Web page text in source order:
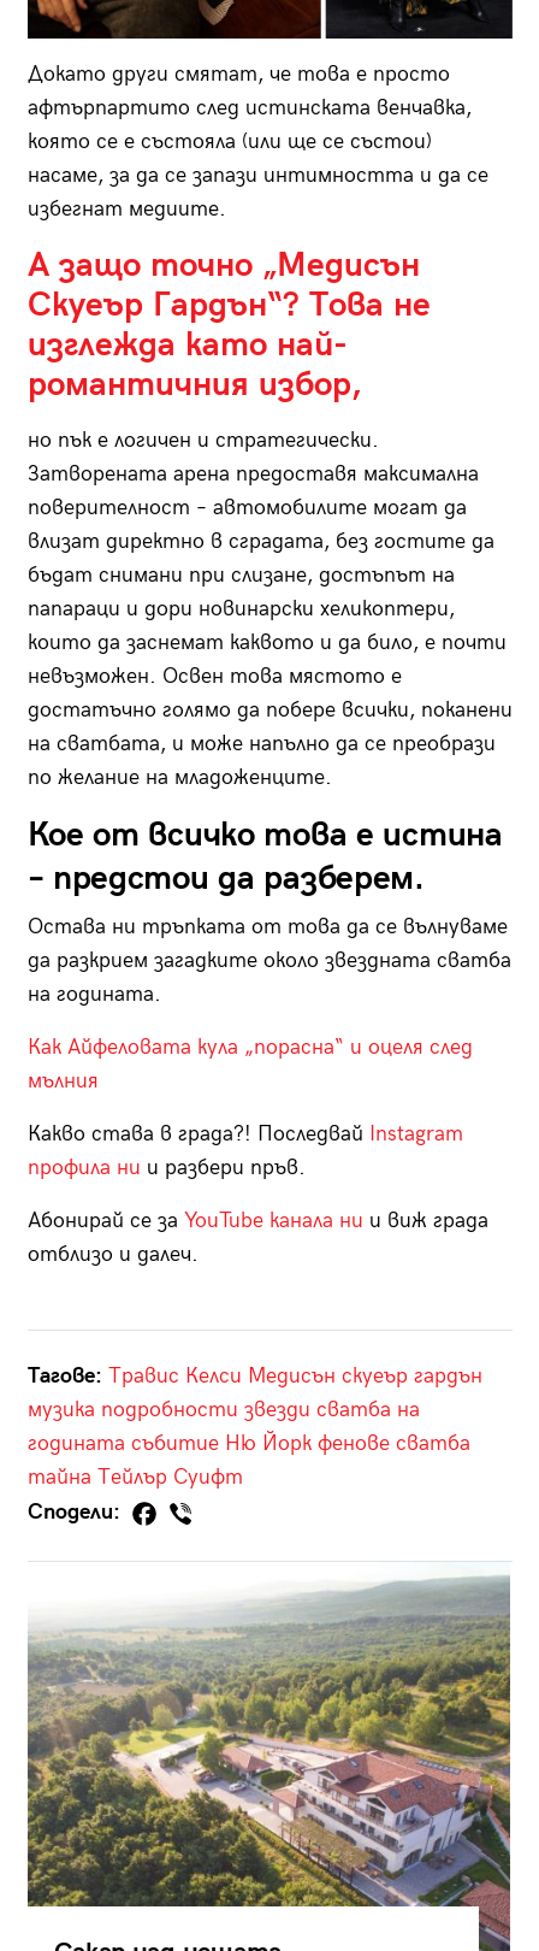
Докато други смятат, че това е просто
афтърпартито след истинската венчавка,
която се е състояла (или ще се състои)
насаме, за да се запази интимността и да се
избегнат медиите.
А защо точно „Медисън
Скуеър Гардън“? Това не
изглежда като най-
романтичния избор,
но пък е логичен и стратегически.
Затворената арена предоставя максимална
поверителност – автомобилите могат да
влизат директно в сградата, без гостите да
бъдат снимани при слизане, достъпът на
папараци и дори новинарски хеликоптери,
които да заснемат каквото и да било, е почти
невъзможен. Освен това мястото е
достатъчно голямо да побере всички, поканени
на сватбата, и може напълно да се преобрази
по желание на младоженците.
Кое от всичко това е истина
– предстои да разберем.
Остава ни тръпката от това да се вълнуваме
да разкрием загадките около звездната сватба
на годината.
Как Айфеловата кула „порасна“ и оцеля след
мълния
Какво става в града?! Последвай Instagram
профила ни и разбери пръв.
Абонирай се за YouTube канала ни и виж града
отблизо и далеч.
Тагове: Травис Келси Медисън скуеър гардън
музика подробности звезди сватба на
годината събитие Ню Йорк фенове сватба
тайна Tейлър Суифт
Сподели: